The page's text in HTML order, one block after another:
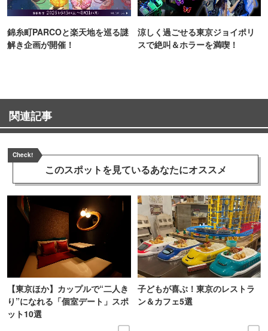
錦糸町PARCOと楽天地を巡る謎
解き企画が開催！
涼しく過ごせる東京ジョイポリ
スで絶叫＆ホラーを満喫！
関連記事
Check!
このスポットを見ているあなたにオススメ
【東京ほか】カップルで“二人き
り”になれる「個室デート」スポ
ット10選
子どもが喜ぶ！東京のレストラ
ン＆カフェ5選